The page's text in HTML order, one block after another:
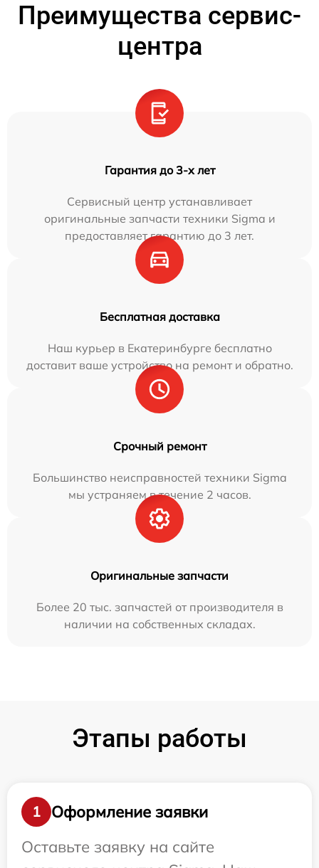
Преимущества сервис-
центра
Гарантия до 3-х лет
Сервисный центр устанавливает
оригинальные запчасти техники Sigma и
предоставляет гарантию до 3 лет.
Бесплатная доставка
Наш курьер в Екатеринбурге бесплатно
доставит ваше устройство на ремонт и обратно.
Срочный ремонт
Большинство неисправностей техники Sigma
мы устраняем в течение 2 часов.
Оригинальные запчасти
Более 20 тыс. запчастей от производителя в
наличии на собственных складах.
Этапы работы
1
Оформление заявки
Оставьте заявку на сайте